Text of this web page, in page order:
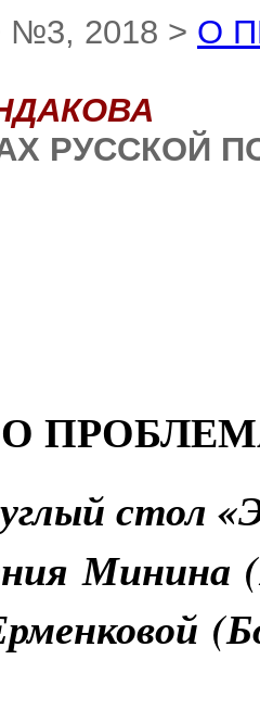
№3, 2018 > О
РУССКОЙ
О
стол
я Минина
ой